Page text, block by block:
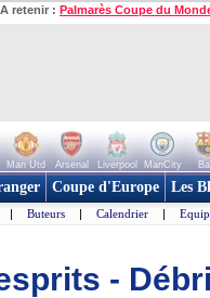
A retenir : Palmarès Coupe du
Man Utd Arsenal Liverpool ManCity
Coupe d'Europe Les
| Buteurs | Calendrier |
-